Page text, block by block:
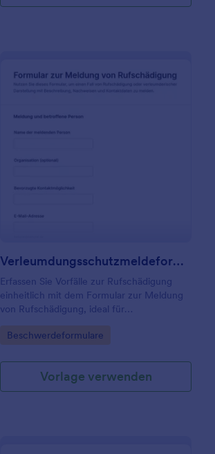
Verleumdungsschutzmeldeformular
Erfassen Sie Vorfälle zur Rufschädigung
einheitlich mit dem Formular zur Meldung
von Rufschädigung, ideal für
Meldestellen zur digitalen Datenerfassung
Go to Category:
Beschwerdeformulare
Vorlage verwenden